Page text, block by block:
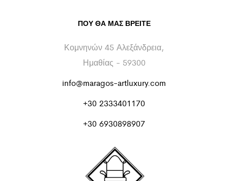
ΠΟΥ ΘΑ ΜΑΣ ΒΡΕΊΤΕ
Κομνηνών 45 Αλεξάνδρεια,
Ημαθίας - 59300
info@maragos-artluxury.com
+30 2333401170
+30 6930898907